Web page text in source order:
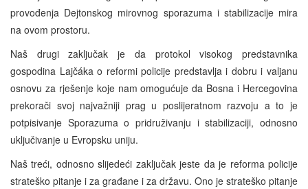
provođenja Dejtonskog mirovnog sporazuma i stabilizacije mira
na ovom prostoru.
Naš drugi zaključak je da protokol visokog predstavnika
gospodina Lajčáka o reformi policije predstavlja i dobru i valjanu
osnovu za rješenje koje nam omogućuje da Bosna i Hercegovina
prekorači svoj najvažniji prag u poslijeratnom razvoju a to je
potpisivanje Sporazuma o pridruživanju i stabilizaciji, odnosno
uključivanje u Evropsku uniju.
Naš treći, odnosno slijedeći zaključak jeste da je reforma policije
strateško pitanje i za građane i za državu. Ono je strateško pitanje